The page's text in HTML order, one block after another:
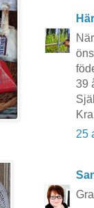
39
25